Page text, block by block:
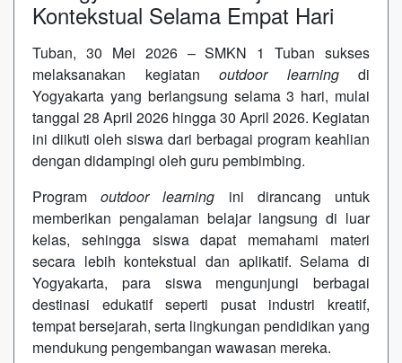
Kontekstual Selama Empat Hari
Tuban, 30 Mei 2026 – SMKN 1 Tuban sukses
melaksanakan kegiatan outdoor learningdi
Yogyakarta yang berlangsung selama 3 hari, mulai
tanggal 28 April 2026 hingga 30 April 2026. Kegiatan
ini diikuti oleh siswa dari berbagai program keahlian
dengan didampingi oleh guru pembimbing.
Programoutdoor learning ini dirancang untuk
memberikan pengalaman belajar langsung di luar
kelas, sehingga siswa dapat memahami materi
secara lebih kontekstual dan aplikatif. Selama di
Yogyakarta, para siswa mengunjungi berbagai
destinasi edukatif seperti pusat industri kreatif,
tempat bersejarah, serta lingkungan pendidikan yang
mendukung pengembangan wawasan mereka.